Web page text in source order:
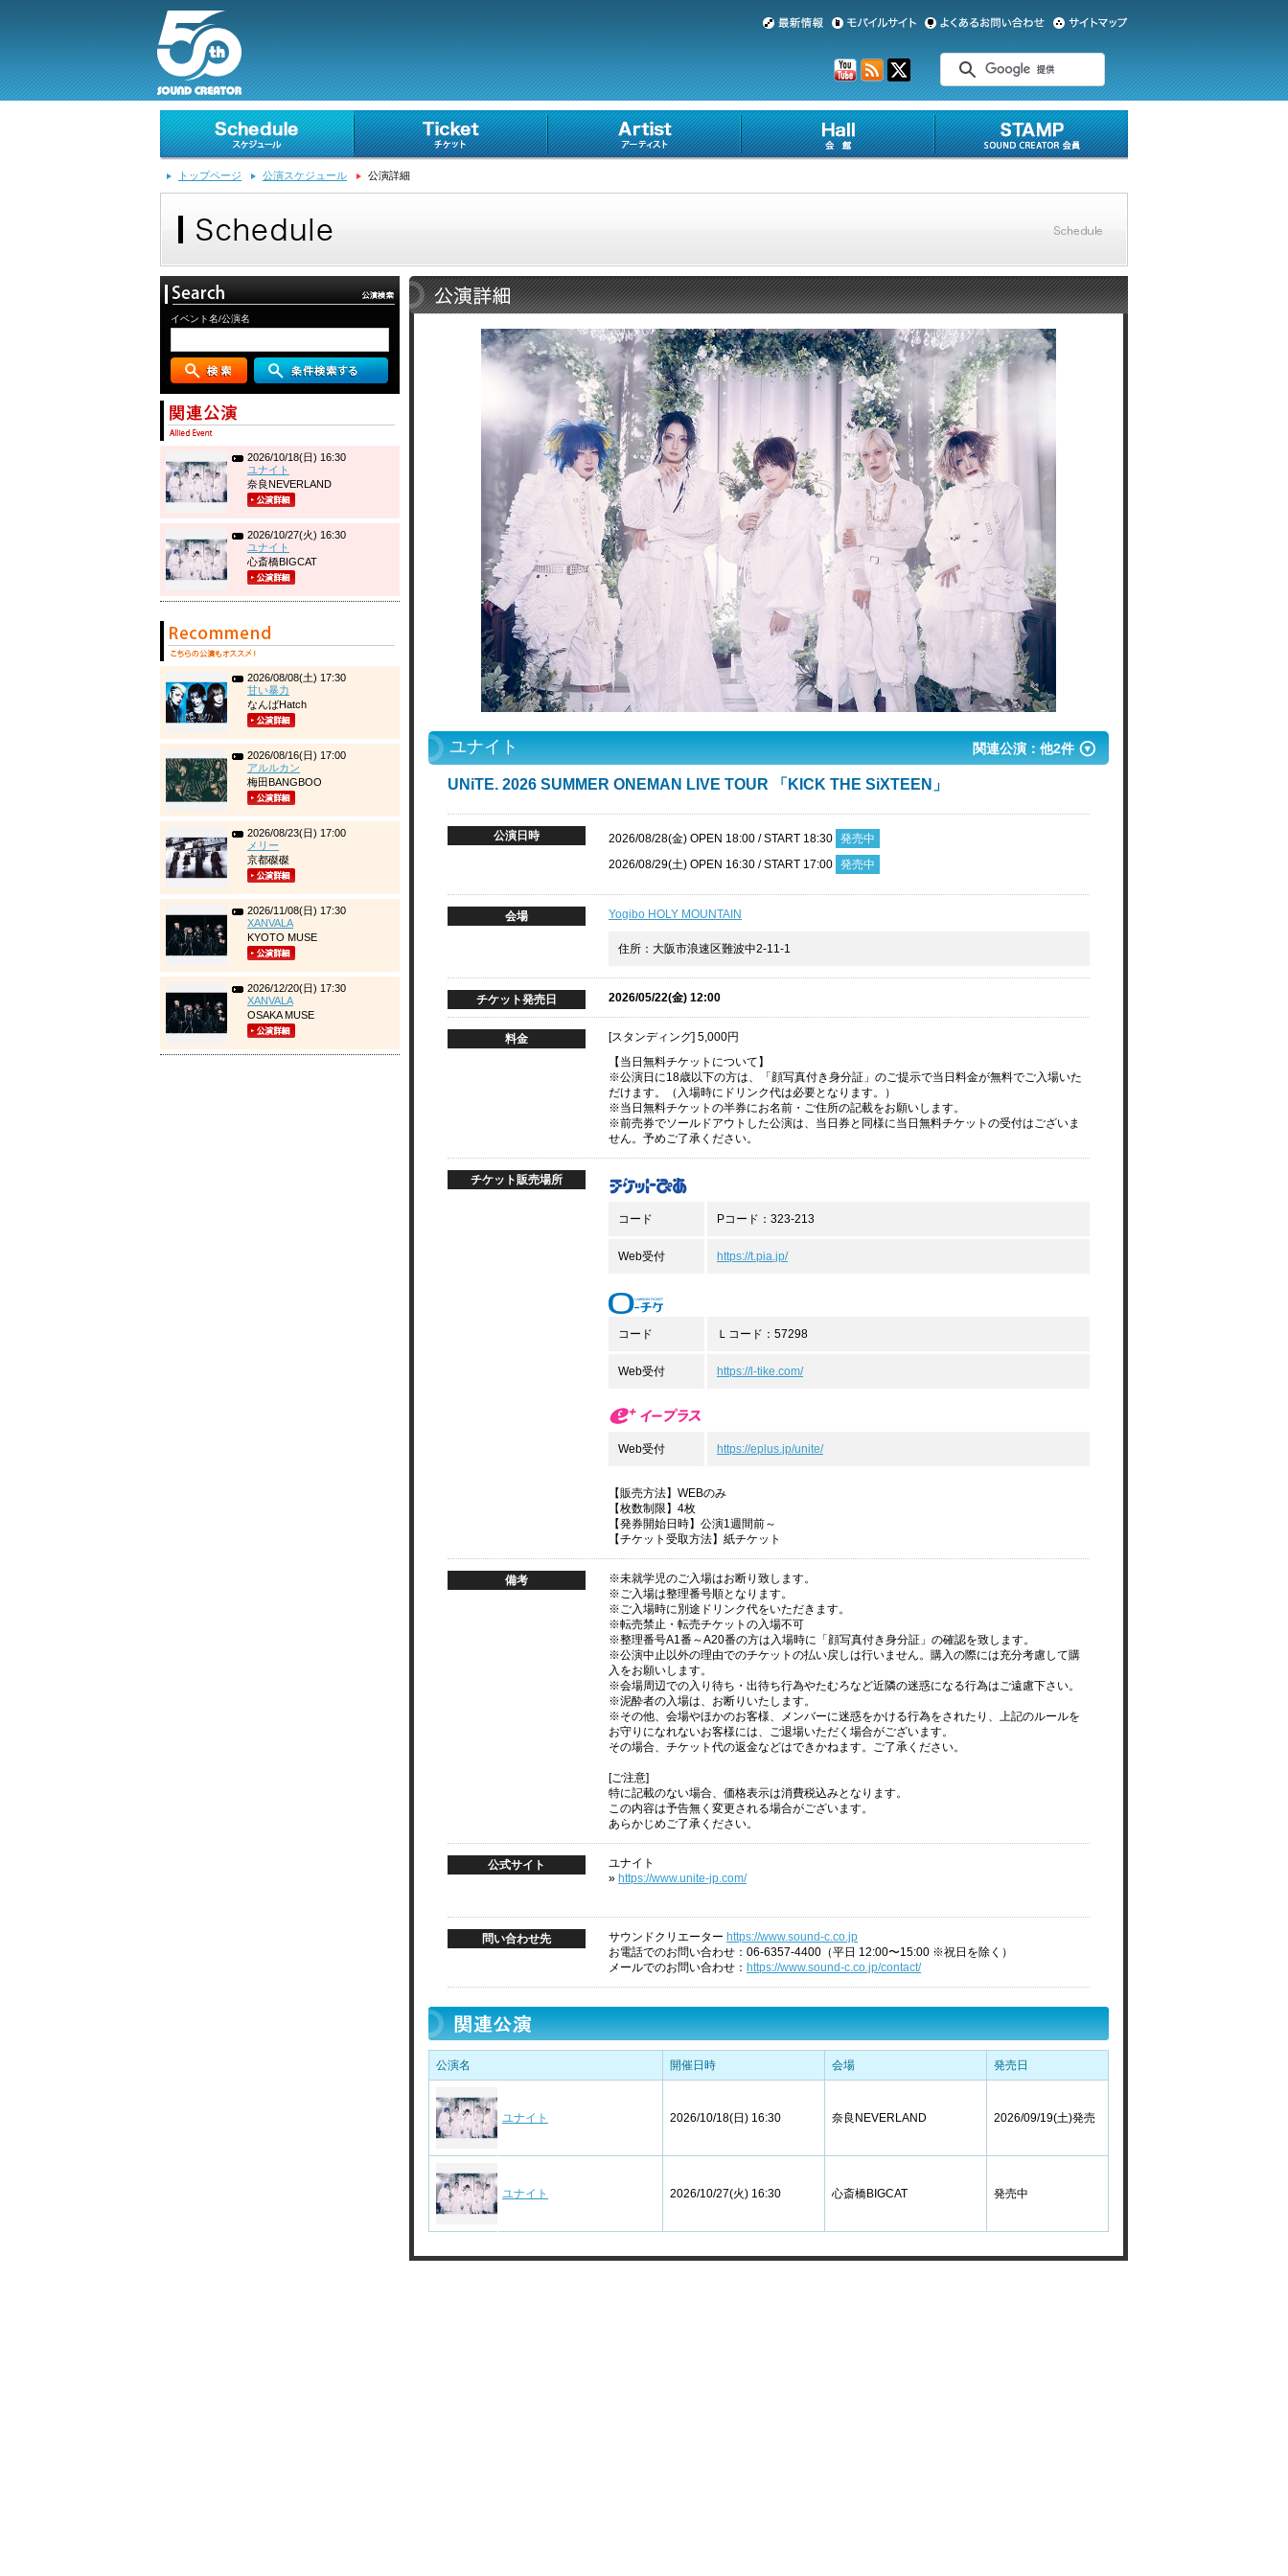
トップページ 公演スケジュール 公演詳細
関連公演：他2件
ユナイト
UNiTE. 2026 SUMMER ONEMAN LIVE TOUR 「KICK THE SiXTEEN」
公演日時 2026/08/28(金) OPEN 18:00 / START 18:30 発売中
2026/08/29(土) OPEN 16:30 / START 17:00 発売中
会場 Yogibo HOLY MOUNTAIN
住所：⼤阪市浪速区難波中2-11-1
チケット発売日 2026/05/22(金) 12:00
料金
[スタンディング] 5,000円
【当日無料チケットについて】
※公演日に18歳以下の方は、「顔写真付き身分証」のご提示で当日料金が無料でご入場いた
だけます。（入場時にドリンク代は必要となります。）
※当日無料チケットの半券にお名前・ご住所の記載をお願いします。
※前売券でソールドアウトした公演は、当日券と同様に当日無料チケットの受付はございま
せん。予めご了承ください。
チケット販売場所
コード Pコード：323-213
Web受付 https://t.pia.jp/
コード Ｌコード：57298
Web受付 https://l-tike.com/
Web受付 https://eplus.jp/unite/
【販売方法】WEBのみ
【枚数制限】4枚
【発券開始日時】公演1週間前～
【チケット受取方法】紙チケット
備考
※未就学児のご入場はお断り致します。
※ご入場は整理番号順となります。
※ご入場時に別途ドリンク代をいただきます。
※転売禁止・転売チケットの入場不可
※整理番号A1番～A20番の方は入場時に「顔写真付き身分証」の確認を致します。
※公演中止以外の理由でのチケットの払い戻しは行いません。購入の際には充分考慮して購
入をお願いします。
※会場周辺での入り待ち・出待ち行為やたむろなど近隣の迷惑になる行為はご遠慮下さい。
※泥酔者の入場は、お断りいたします。
※その他、会場やほかのお客様、メンバーに迷惑をかける行為をされたり、上記のルールを
お守りになれないお客様には、ご退場いただく場合がございます。
その場合、チケット代の返金などはできかねます。ご了承ください。
[ご注意]
特に記載のない場合、価格表示は消費税込みとなります。
この内容は予告無く変更される場合がございます。
あらかじめご了承ください。
公式サイト
ユナイト
» https://www.unite-jp.com/
問い合わせ先 サウンドクリエーター https://www.sound-c.co.jp
お電話でのお問い合わせ：06-6357-4400（平日 12:00〜15:00 ※祝日を除く）
メールでのお問い合わせ： https://www.sound-c.co.jp/contact/
公演名 開催日時 会場 発売日
ユナイト 2026/10/18(日) 16:30 奈良NEVERLAND 2026/09/19(土)発売
ユナイト 2026/10/27(火) 16:30 心斎橋BIGCAT 発売中
イベント名/公演名
2026/10/18(日) 16:30
ユナイト
奈良NEVERLAND
2026/10/27(火) 16:30
ユナイト
心斎橋BIGCAT
2026/08/08(土) 17:30
甘い暴力
なんばHatch
2026/08/16(日) 17:00
アルルカン
梅田BANGBOO
2026/08/23(日) 17:00
メリー
京都磔磔
2026/11/08(日) 17:30
XANVALA
KYOTO MUSE
2026/12/20(日) 17:30
XANVALA
OSAKA MUSE